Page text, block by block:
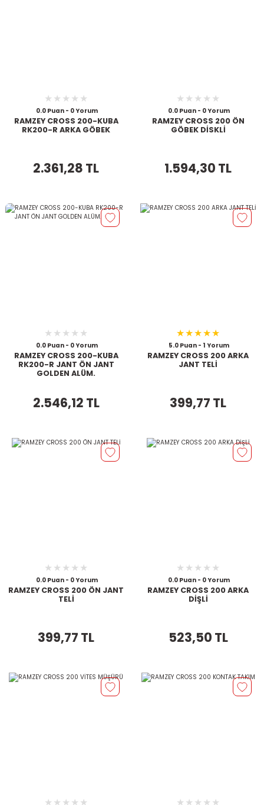
0.0 Puan - 0 Yorum
RAMZEY CROSS 200-KUBA
RK200-R ARKA GÖBEK
2.361,28 TL
0.0 Puan - 0 Yorum
RAMZEY CROSS 200 ÖN
GÖBEK DİSKLİ
1.594,30 TL
0.0 Puan - 0 Yorum
RAMZEY CROSS 200-KUBA
RK200-R JANT ÖN JANT
GOLDEN ALÜM.
2.546,12 TL
5.0 Puan - 1 Yorum
RAMZEY CROSS 200 ARKA
JANT TELİ
399,77 TL
0.0 Puan - 0 Yorum
RAMZEY CROSS 200 ÖN JANT
TELİ
399,77 TL
0.0 Puan - 0 Yorum
RAMZEY CROSS 200 ARKA
DİŞLİ
523,50 TL